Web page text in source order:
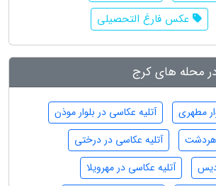
عکس فارغ التحصیلی
محله های کرج
مطهری
آتلیه عکاسی در بلوار موذن
آتلیه عکاسی در درختی
آتلیه عکاسی در مهرویلا